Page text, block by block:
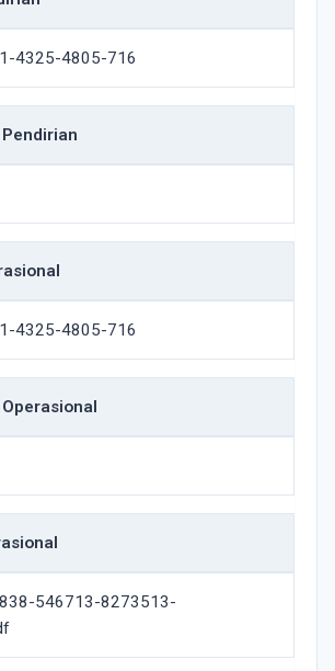
4325-4805-716
4325-4805-716
546713-8273513-